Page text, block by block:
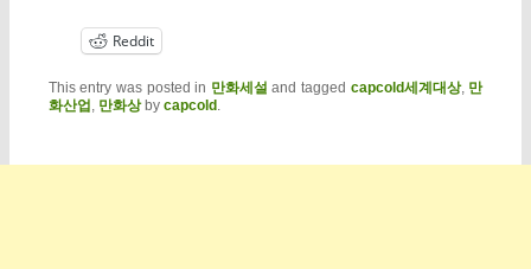
Reddit
This entry was posted in 만화세설 and tagged capcold세계대상, 만
화산업 만화상by capcold.